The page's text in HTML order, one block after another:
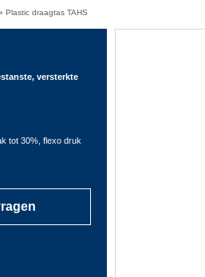
Plastic draagtas TAHS
versterkte
tot 30%, flexo druk